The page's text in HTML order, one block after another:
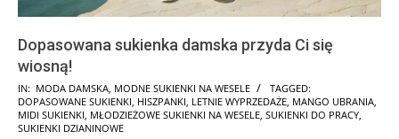
Dopasowana sukienka damska przyda Ci się
wiosną!
2024-
04-
24
IN: MODA DAMSKA, MODNE SUKIENKI NA WESELE
TAGGED:
DOPASOWANE SUKIENKI, HISZPANKI, LETNIE WYPRZEDAŻE, MANGO UBRANIA,
MIDI SUKIENKI, MŁODZIEŻOWE SUKIENKI NA WESELE, SUKIENKI DO PRACY,
SUKIENKI DZIANINOWE